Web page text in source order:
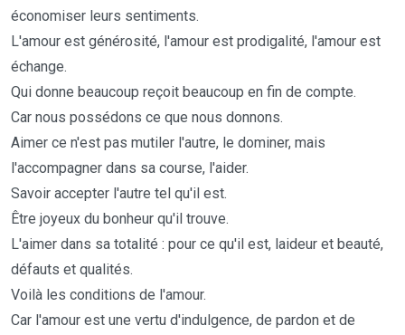
économiser leurs sentiments.
L'amour est générosité, l'amour est prodigalité, l'amour est
échange.
Qui donne beaucoup reçoit beaucoup en fin de compte.
Car nous possédons ce que nous donnons.
Aimer ce n'est pas mutiler l'autre, le dominer, mais
l'accompagner dans sa course, l'aider.
Savoir accepter l'autre tel qu'il est.
Être joyeux du bonheur qu'il trouve.
L'aimer dans sa totalité : pour ce qu'il est, laideur et beauté,
défauts et qualités.
Voilà les conditions de l'amour.
Car l'amour est une vertu d'indulgence, de pardon et de